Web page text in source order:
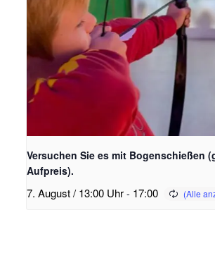
Versuchen Sie es mit Bogenschießen
Aufpreis).
7. August / 13:00 Uhr- 17:00